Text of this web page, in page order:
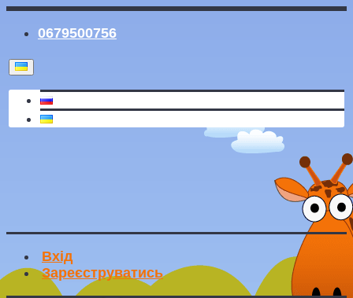
0679500756
Вхід
Зареєструватись